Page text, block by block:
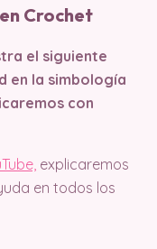
Crochet
el siguiente
en la simbología
con
explicaremos
en todos los